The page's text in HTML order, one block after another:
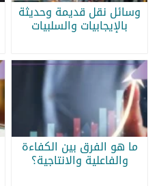
وسائل نقل قديمة وحديثة
بالإيجابيات والسلبيات
ما هو الفرق بين الكفاءة
والفاعلية والانتاجية؟